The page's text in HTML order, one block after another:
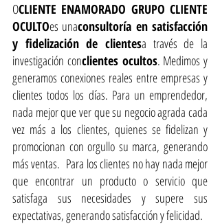
OCLIENTE ENAMORADO GRUPO CLIENTE
OCULTOes unaconsultoría en satisfacción
y fidelización de clientesa través de la
investigación conclientes ocultos. Medimos y
generamos conexiones reales entre empresas y
clientes todos los días. Para un emprendedor,
nada mejor que ver que su negocio agrada cada
vez más a los clientes, quienes se fidelizan y
promocionan con orgullo su marca, generando
más ventas. Para los clientes no hay nada mejor
que encontrar un producto o servicio que
satisfaga sus necesidades y supere sus
expectativas, generando satisfacción y felicidad.